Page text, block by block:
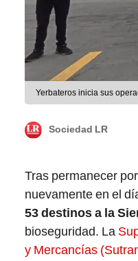
Yerbateros inicia sus
Sociedad LR
Tras permanecer
nuevamente en el
53 destinos a la
bioseguridad. La
y Mercancías